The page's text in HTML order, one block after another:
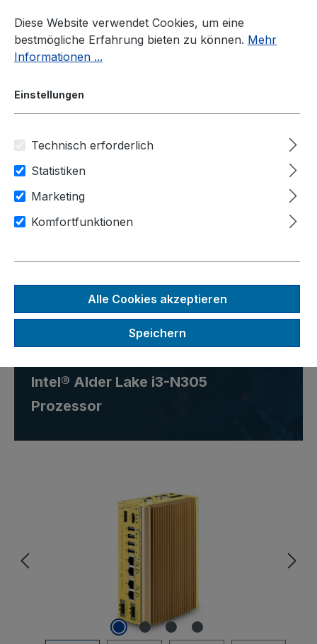
Zum Hauptinhalt springen
Industrie-PC
Fahrzeug-PC
POC-700VTC Serie
Transport & Logistik
Maschinensteuerung
POC-751VTC
Ultra-kompakter lüfterloser
Intel® Alder Lake i3-N305
Prozessor
Diese Website verwendet Cookies, um eine
bestmögliche Erfahrung bieten zu können. Mehr
Informationen ...
Einstellungen
Technisch erforderlich
Statistiken
Marketing
Komfortfunktionen
Alle Cookies akzeptieren
Speichern